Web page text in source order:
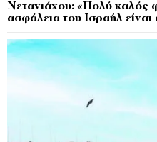
Νετανιάχου: «Πολύ καλός
ασφάλεια του Ισραήλ είναι